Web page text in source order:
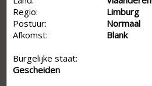
Regio:
Limburg
Postuur:
Normaal
Afkomst:
Blank
Burgelijke staat:
Gescheiden